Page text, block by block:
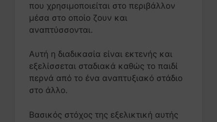
που χρησιμοποιείται στο περιβάλλον
μέσα στο οποίο ζουν και
αναπτύσσονται.
Αυτή η διαδικασία είναι εκτενής και
εξελίσσεται σταδιακά καθώς το παιδί
περνά από το ένα αναπτυξιακό στάδιο
στο άλλο.
Βασικός στόχος της εξελικτική αυτής